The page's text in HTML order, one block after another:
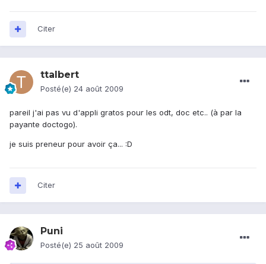
Citer
ttalbert
Posté(e) 24 août 2009
pareil j'ai pas vu d'appli gratos pour les odt, doc etc.. (à par la
payante doctogo).
je suis preneur pour avoir ça... :D
Citer
Puni
Posté(e) 25 août 2009